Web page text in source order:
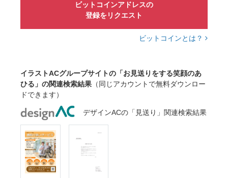
ビットコインアドレスの
登録をリクエスト
ビットコインとは？
イラストACグループサイトの「お見送りをする笑顔のあ
ひる」の関連検索結果 （同じアカウントで無料ダウンロー
ドできます）
デザインACの「見送り」関連検索結果